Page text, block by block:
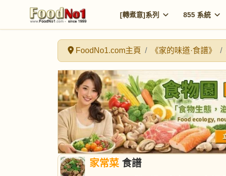
[轉煮意]系列 855 系統
FoodNo1.com主頁 《家的味道·食譜》
家常菜 食譜